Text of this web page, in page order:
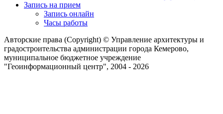
Запись на прием
Запись онлайн
Часы работы
Авторские права (Copyright) © Управление архитектуры и
градостроительства администрации города Кемерово,
муниципальное бюджетное учреждение
"Геоинформационный центр", 2004 - 2026